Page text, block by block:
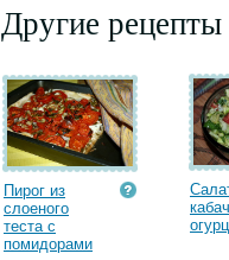
Другие рецепты
Пирог из
слоеного
теста с
помидорами